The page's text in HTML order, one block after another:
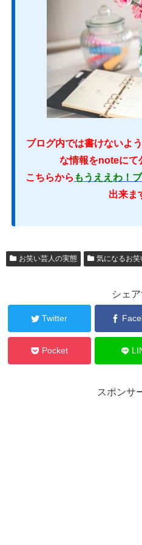
ブログ内では書けないよ
な情報をnoteにて
こちらから もうええわ！
出来ま
お笑い芸人の実態 気になるお笑
シェ
Twitter
Pocket
スポンサ